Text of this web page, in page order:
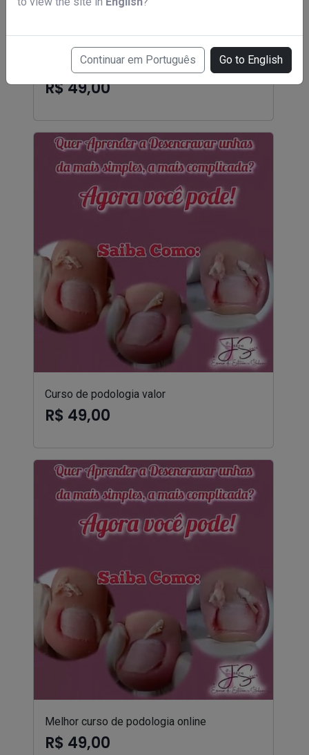
Continuar em Português Go to English
Curso de podologia em 6 meses
R$ 49,00
Curso de podologia valor
R$ 49,00
Melhor curso de podologia online
R$ 49,00